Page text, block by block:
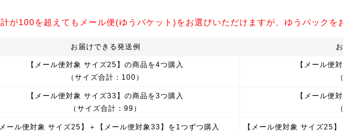
が100を超えてもメール便(ゆうパケット)をお選びいただけますが、ゆうパックを
お届けできる発送例
【メール便対象 サイズ25】の商品を4つ購入
（サイズ合計：100）
【メール便対象 サイズ33】の商品を3つ購入
（サイズ合計：99）
メール便対象 サイズ25】＋【メール便対象33】を1つずつ購入
【メール便
【メール便
【メール便対象 サイズ25